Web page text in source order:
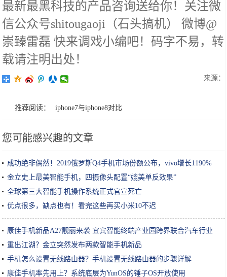
最新最黑科技的产品咨询送给你！关注微
信公众号shitougaoji（石头搞机） 微博@
崇臻雷磊 快来调戏小编吧！码字不易，转
载请注明出处！
来源：
推荐阅读： iphone7与iphone8对比
您可能感兴趣的文章
成功绝非偶然！2019俄罗斯Q4手机市场份额公布，vivo增长1190%
金立史上最美智能手机，四摄像头配置“媲美单反效果”
全球第三大智能手机操作系统正式官宣死亡
优点很多，缺点也有！看完这些再买小米10不迟
康佳手机新品A27靓丽来袭 宜宾智能终端产业园跨界联合汽车行业
重出江湖？金立突然发布两款智能手机新品
手机怎么设置无线路由器？手机设置无线路由器的步骤详解
康佳手机率先用上？系统底层为YunOS的锤子OS开放使用